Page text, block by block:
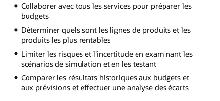
Collaborer avec tous les services pour préparer les
budgets
Déterminer quels sont les lignes de produits et les
produits les plus rentables
Limiter les risques et l'incertitude en examinant les
scénarios de simulation et en les testant
Comparer les résultats historiques aux budgets et
aux prévisions et effectuer une analyse des écarts